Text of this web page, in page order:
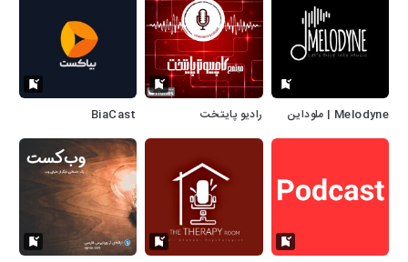
Melodyne | ملوداین رادیو پایتخت BiaCast